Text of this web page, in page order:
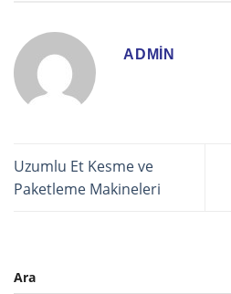
ADMIN
Uzumlu Et Kesme ve
Paketleme Makineleri
Ara